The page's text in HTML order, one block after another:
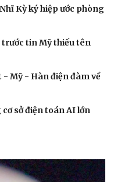
Kỳ ký hiệp ước phòng
tin Mỹ thiếu tên
- Mỹ - Hàn điện đàm về
sở điện toán AI lớn